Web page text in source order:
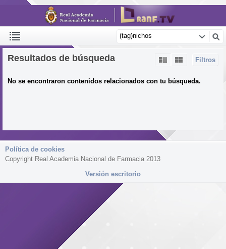
Filtros
Resultados de búsqueda
No se encontraron contenidos relacionados con tu búsqueda.
Política de cookies
Copyright Real Academia Nacional de Farmacia 2013
Versión escritorio